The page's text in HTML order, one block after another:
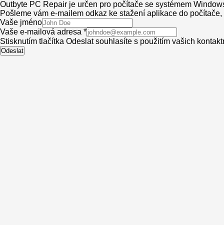
Outbyte PC Repair je určen pro počítače se systémem
Pošleme vám e-mailem odkaz ke stažení aplikace do
Vaše jméno
Vaše e-mailová adresa *
Stisknutím tlačítka Odeslat souhlasíte s použitím vašich